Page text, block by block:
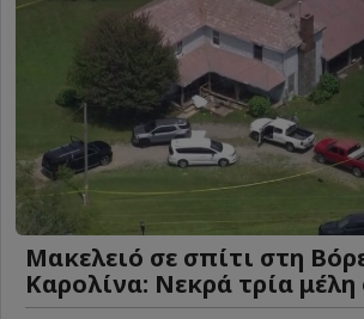
Μακελειό σε σπίτι στη
Καρολίνα: Νεκρά τρία μέλη